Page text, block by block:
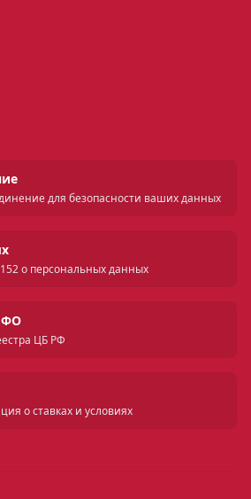
для безопасности ваших данных
о персональных данных
ЦБ РФ
о ставках и условиях